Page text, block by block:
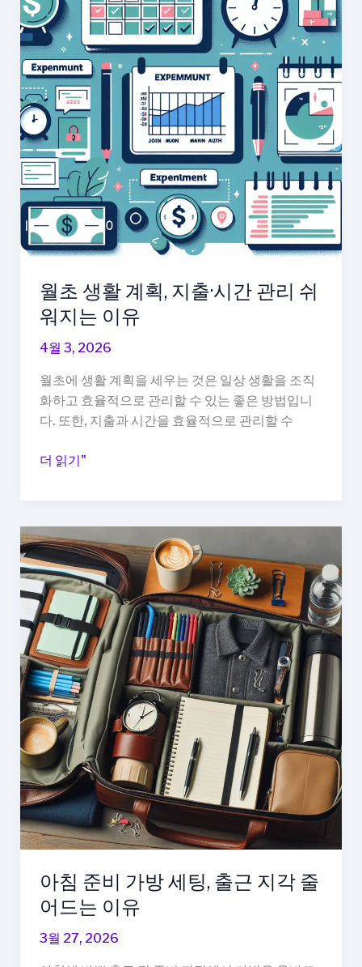
습
관,
당
신
의
삶
을
변
화
시
킬
것
월초 생활 계획, 지출·시간 관리 쉬
워지는 이유
4월 3, 2026
월초에 생활 계획을 세우는 것은 일상 생활을 조직
화하고 효율적으로 관리할 수 있는 좋은 방법입니
다. 또한, 지출과 시간을 효율적으로 관리할 수
월
계
획,
지
출
·
시
간
관
리
쉬
워
지
는
이
유
더 읽기"
아침 준비 가방 세팅, 출근 지각 줄
어드는 이유
3월 27, 2026